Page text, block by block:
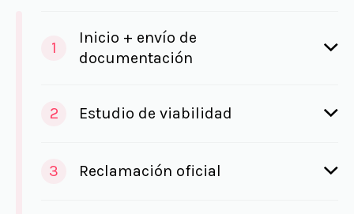
1
Inicio + envío de
documentación
2 Estudio de viabilidad
3 Reclamación oficial